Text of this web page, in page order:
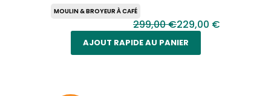
MOULIN & BROYEUR À CAFÉ
299,00 €229,00 €
AJOUT RAPIDE AU PANIER